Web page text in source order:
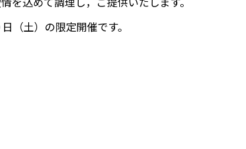
（土）の限定開催です。